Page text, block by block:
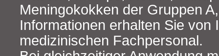
Meningokokken der Gruppen
Informationen erhalten Sie von
medizinischen Fachpersonal.